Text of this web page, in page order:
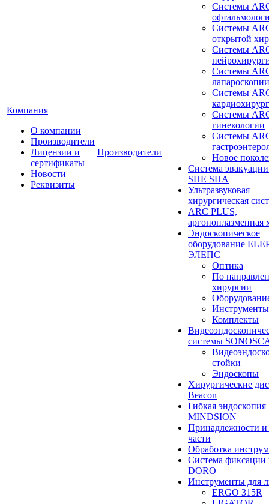
Компания
О компании
Производители
Лицензии и
сертификаты
Новости
Реквизиты
Производители
Системы
Системы
открытой
Системы
Системы
лапароскопии
Системы
Системы
гинекологии
Системы
Новое
Система
SHE SHA
Ультразвуковая
хирургическая
ARC PLUS,
аргоноплазменная
Эндоскопическое
оборудование
ЭЛЕПС
Оптика
По
хирургии
Инструменты
Комплекты
системы
стойки
Эндоскопы
Хирургические
Beacon
Гибкая эндоскопия
MINDSION
Принадлежности и
части
Обработка
Система фиксации
DORO
Инструменты для
ERGO 315R